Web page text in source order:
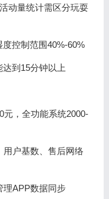
动量统计需区分玩耍
控制范围40%-60%
到15分钟以上
元，全功能系统2000-
用户基数、售后网络
理APP数据同步